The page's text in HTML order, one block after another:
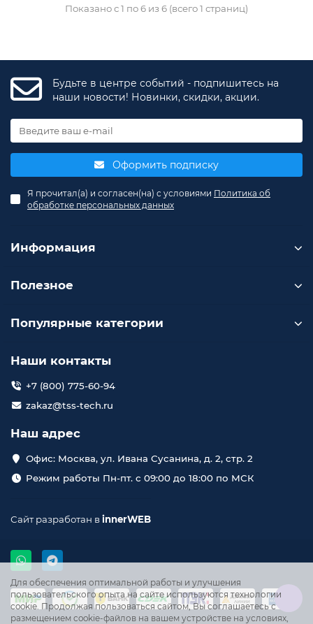
Показано с 1 по 6 из 6 (всего 1 страниц)
Для обеспечения оптимальной работы и улучшения
пользовательского опыта на сайте используются технологии
cookie. Продолжая пользоваться сайтом, Вы соглашаетесь с
размещением cookie-файлов на вашем устройстве на условиях,
Будьте в центре событий - подпишитесь на
наши новости! Новинки, скидки, акции.
Оформить подписку
Я прочитал(а) и согласен(на) с условиями Политика об
обработке персональных данных
Информация
Полезное
Популярные категории
Наши контакты
+7 (800) 775-60-94
zakaz@tss-tech.ru
Наш адрес
Офис: Москва, ул. Ивана Сусанина, д. 2, стр. 2
Режим работы Пн-пт. с 09:00 до 18:00 по МСК
Сайт разработан вinnerWEB